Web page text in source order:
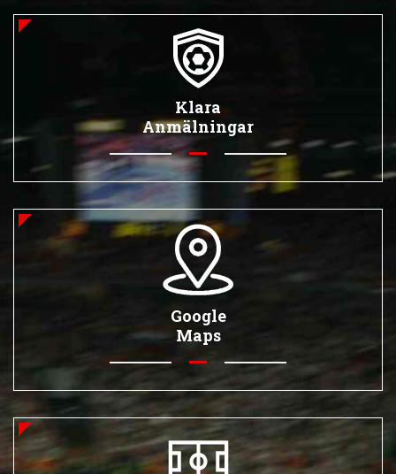
Klara
Anmälningar
Google
Maps